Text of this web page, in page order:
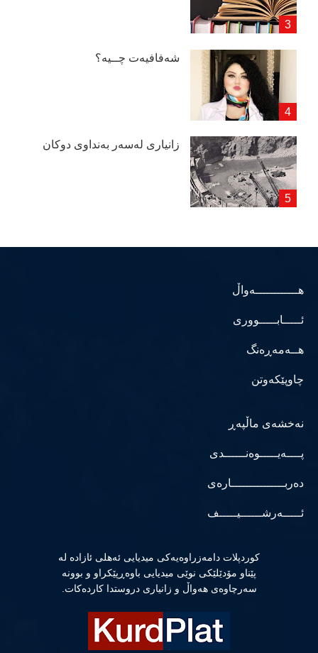
شەفافیەت چــیە؟
زانیاری لەسەر بەنداوی دوكان
هــــــــــــەواڵ
ئـــــابـــــووری
هــەمەڕەنگ
چاوپێکەوتن
نەخشەی ماڵپەڕ
پــــەیـــــوەنــــــدی
دەربـــــــــــــــارەی
ئـــــەرشــــــیـــــف
كوردپلات دامەزراوەیەكی میدیایی ئەهلی ئازادە لە
پێناو مۆدێلێكی نوێی میدیایی باوەڕپێكراو و بوونە
سەرچاوەی هەواڵ و زانیاری دروستدا كاردەكات.